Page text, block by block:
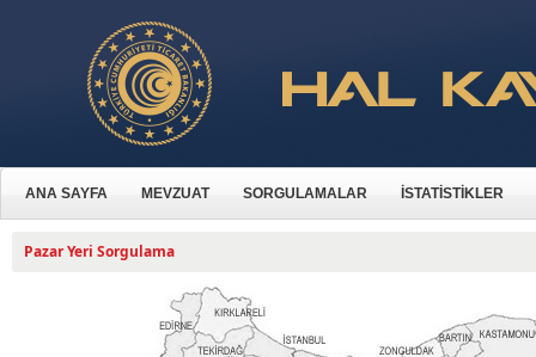
ANA SAYFA MEVZUAT SORGULAMALAR İSTATİSTİKLER
Pazar Yeri Sorgulama